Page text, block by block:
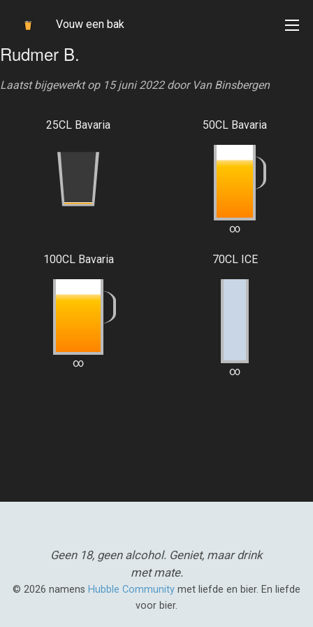
Vouw een bak
Rudmer B.
Laatst bijgewerkt op 15 juni 2022 door Van Binsbergen
25CL Bavaria 50CL Bavaria
∞
100CL Bavaria
∞
70CL ICE
∞
Geen 18, geen alcohol. Geniet, maar drink
met mate.
© 2026 namens Hubble Community met liefde en bier. En liefde
voor bier.